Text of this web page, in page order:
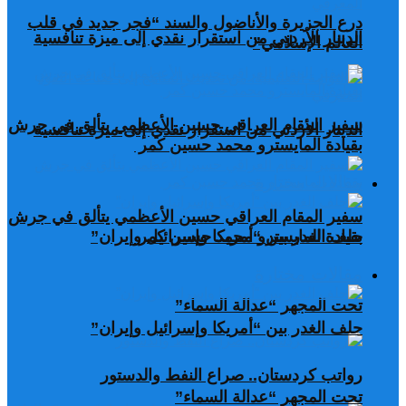
الدينار الأردني من استقرار نقدي إلى ميزة تنافسية
سفير المقام العراقي حسين الأعظمي يتألق في جرش
بقيادة المايسترو محمد حسين كمر
حلف الغدر بين “أمريكا وإسرائيل وإيران”
تحت المجهر “عدالة السماء”
رواتب كردستان.. صراع النفط والدستور
درع الجزيرة والأناضول والسند “فجر جديد في قلب
العالم الإسلامي”
الدينار الأردني من استقرار نقدي إلى ميزة تنافسية
سفير المقام العراقي حسين الأعظمي يتألق في جرش
بقيادة المايسترو محمد حسين كمر
حلف الغدر بين “أمريكا وإسرائيل وإيران”
تحت المجهر “عدالة السماء”